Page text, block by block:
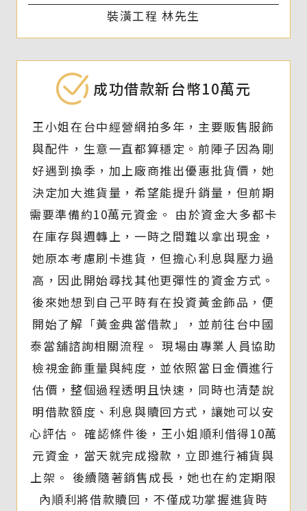
裝潢工程 林先生
成功借款新台幣10萬元
王小姐在台中經營網拍多年，主要販售服飾
與配件，生意一直都算穩定。前陣子因為剛
好遇到換季，加上廠商推出優惠批貨價，她
決定加大進貨量，希望能提升銷量，但前期
需要準備約10萬元資金。 由於資金大多都卡
在庫存與週轉上，一時之間難以拿出現金，
她原本考慮刷卡進貨，但擔心利息與壓力過
高，因此開始尋找其他更彈性的資金方式。
後來她想到自己平時有在投資黃金飾品，便
開始了解「黃金典當借款」，並前往台中國
泰當舖諮詢相關流程。 現場由專業人員協助
檢視金飾重量與純度，並依照當日金價進行
估價，整個過程透明且快速，同時也清楚說
明借款額度、利息與贖回方式，讓她可以安
心評估。 確認條件後，王小姐順利借得10萬
元資金，當天就完成撥款，立即進行補貨與
上架。 後續隨著銷售成長，她也在約定期限
內順利將借款贖回，不僅成功掌握進貨時